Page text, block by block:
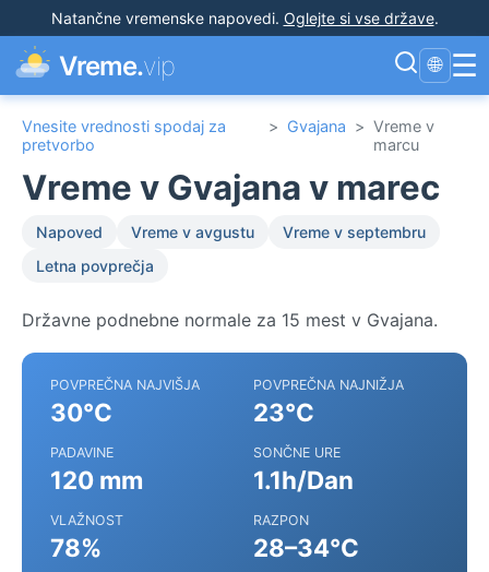
Natančne vremenske napovedi. Oglejte si vse države.
Vreme.vip 🌐 ☰
Vnesite vrednosti spodaj za
pretvorbo
> Gvajana > Vreme v
marcu
Vreme v Gvajana v marec
Napoved Vreme v avgustu
Vreme v septembru
Letna povprečja
Državne podnebne normale za 15 mest v Gvajana.
POVPREČNA NAJVIŠJA
30°C
POVPREČNA NAJNIŽJA
23°C
PADAVINE
120 mm
SONČNE URE
1.1h/Dan
VLAŽNOST
78%
RAZPON
28–34°C